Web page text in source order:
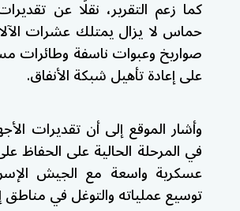
كما زعم التقرير، نقلًا عن
حماس لا يزال يمتلك عشرات
صواريخ وعبوات ناسفة وطائرات
على إعادة تأهيل شبكة الأنفاق.
وأشار الموقع إلى أن تقديرات
في المرحلة الحالية على الحفاظ
عسكرية واسعة مع الجيش
توسيع عملياته والتوغل في